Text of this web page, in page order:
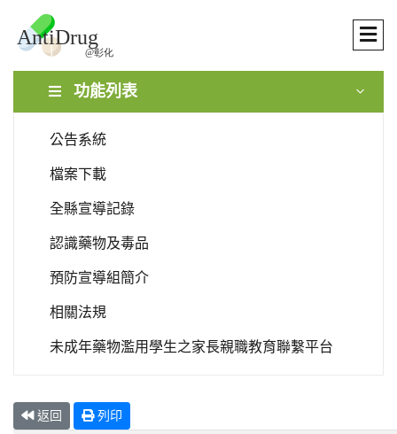
功能列表
公告系統
檔案下載
全縣宣導記錄
認識藥物及毒品
預防宣導組簡介
相關法規
未成年藥物濫用學生之家長親職教育聯繫平台
返回 列印